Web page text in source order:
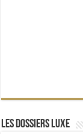
Les dossiers Luxe